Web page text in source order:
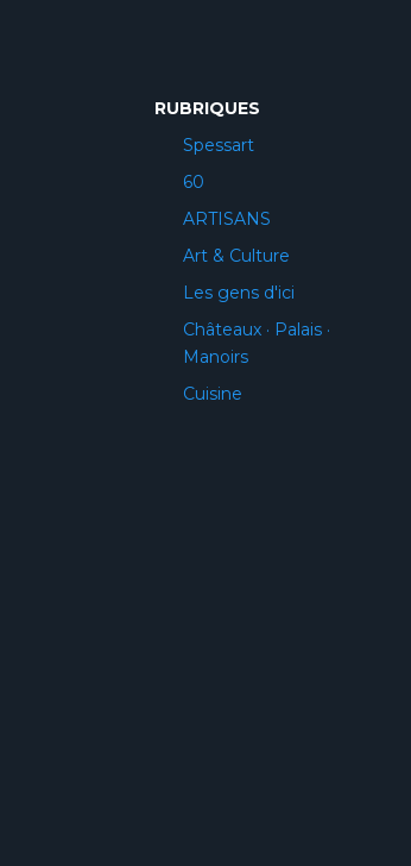
RUBRIQUES
Spessart
60
ARTISANS
Art & Culture
Les gens d'ici
Châteaux · Palais ·
Manoirs
Cuisine